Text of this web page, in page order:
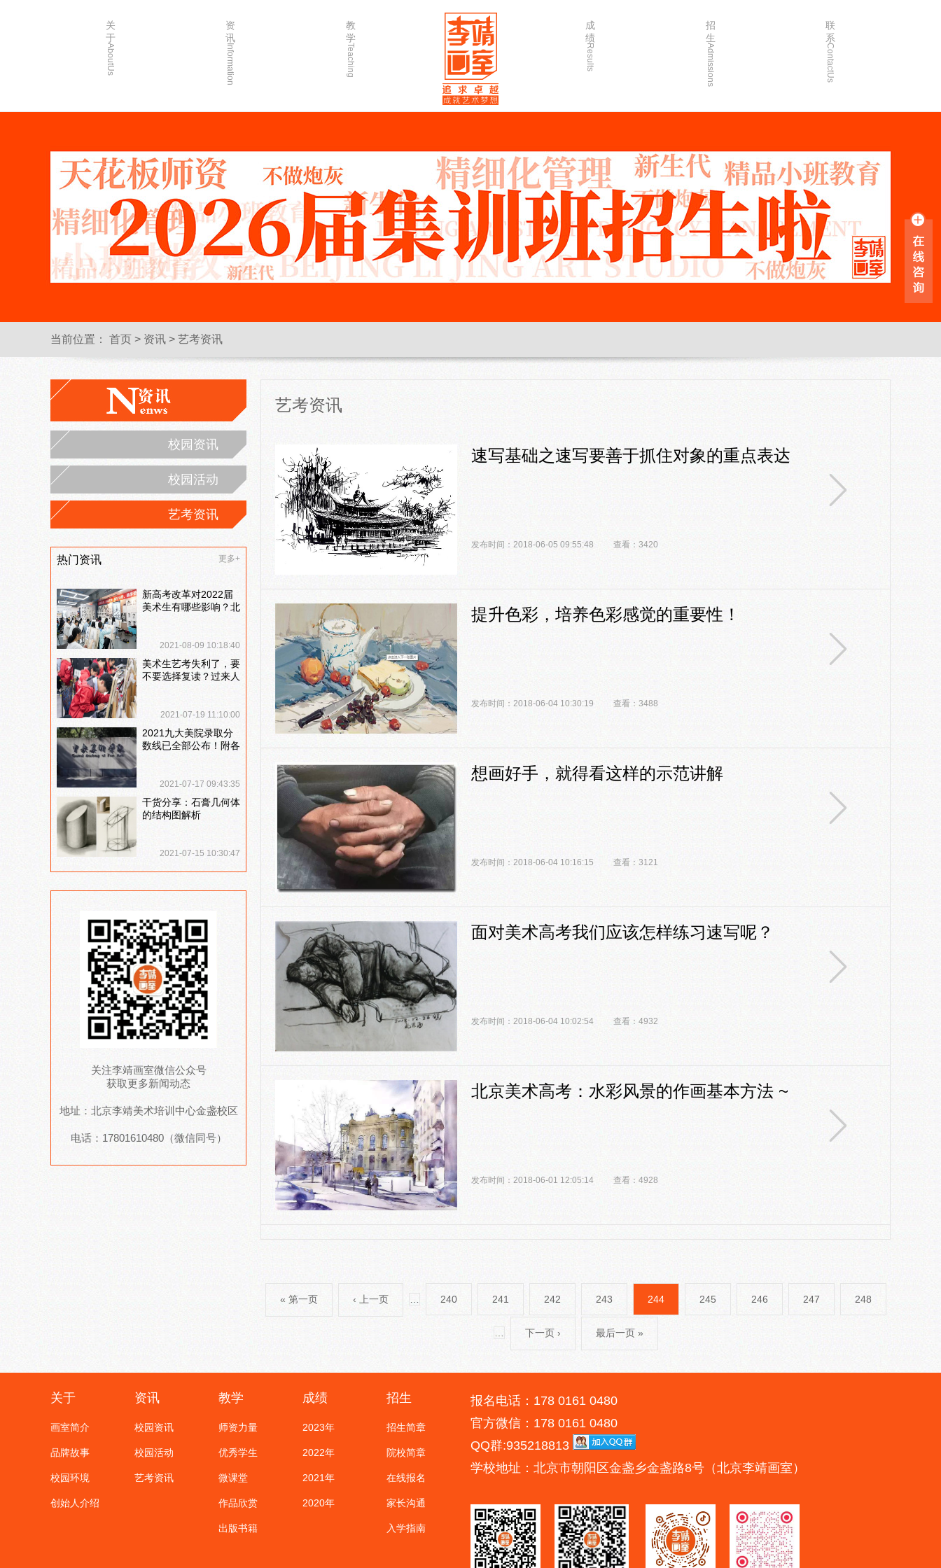
关
于
AboutUs
校园环境
创始人介绍
资
讯
Information
艺考资讯
教
学
Teaching
作品欣赏
出版书籍
成
绩
Results
2021年
2020年
招
生
Admissions
在线报名
家长沟通
入学指南
联
系
ContactUs
当前位置： 首页 > 资讯 > 艺考资讯
校园资讯
校园活动
艺考资讯
热门资讯 更多+
新高考改革对2022届
美术生有哪些影响？北
2021-08-09 10:18:40
美术生艺考失利了，要
不要选择复读？过来人
2021-07-19 11:10:00
2021九大美院录取分
数线已全部公布！附各
2021-07-17 09:43:35
干货分享：石膏几何体
的结构图解析
2021-07-15 10:30:47
关注李靖画室微信公众号
获取更多新闻动态
地址：北京李靖美术培训中心金盏校区
电话：17801610480（微信同号）
艺考资讯
速写基础之速写要善于抓住对象的重点表达
发布时间：2018-06-05 09:55:48 查看：3420
提升色彩，培养色彩感觉的重要性！
发布时间：2018-06-04 10:30:19 查看：3488
想画好手，就得看这样的示范讲解
发布时间：2018-06-04 10:16:15 查看：3121
面对美术高考我们应该怎样练习速写呢？
发布时间：2018-06-04 10:02:54 查看：4932
北京美术高考：水彩风景的作画基本方法 ~
发布时间：2018-06-01 12:05:14 查看：4928
« 第一页 ‹ 上一页 240 241 242 243 244 245 246 247 248
下一页 › 最后一页 »
关于
画室简介
品牌故事
校园环境
创始人介绍
资讯
校园资讯
校园活动
艺考资讯
教学
师资力量
优秀学生
微课堂
作品欣赏
出版书籍
成绩
2023年
2022年
2021年
2020年
招生
招生简章
院校简章
在线报名
家长沟通
入学指南
报名电话：178 0161 0480
官方微信：178 0161 0480
QQ群:935218813
学校地址：北京市朝阳区金盏乡金盏路8号（北京李靖画室）